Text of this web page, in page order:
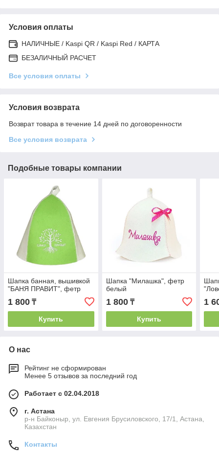
Условия оплаты
НАЛИЧНЫЕ / Kaspi QR / Kaspi Red / КАРТА
БЕЗАЛИЧНЫЙ РАСЧЕТ
Все условия оплаты
Условия возврата
Возврат товара в течение 14 дней по договоренности
Все условия возврата
Подобные товары компании
Шапка банная, вышивкой
"БАНЯ ПРАВИТ", фетр
1 800 ₸
Купить
Шапка "Милашка", фетр
белый
1 800₸
Купить
1
О нас
Рейтинг не сформирован
Менее 5 отзывов за последний год
Работает с 02.04.2018
г. Астана
р-н Байконыр, ул. Евгения Брусиловского, 17/1, Астана,
Казахстан
Контакты